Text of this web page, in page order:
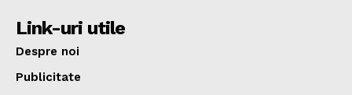
Link-uri utile
Despre noi
Publicitate